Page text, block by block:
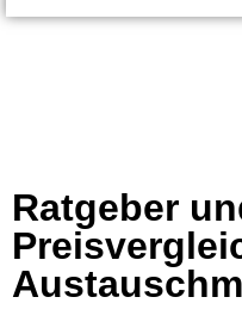
Ratgeber